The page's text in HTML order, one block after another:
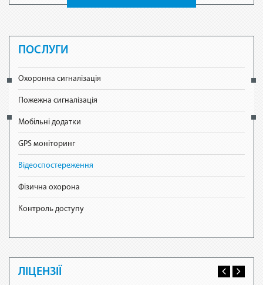
ПОСЛУГИ
Охоронна сигналізація
Пожежна сигналізація
Мобільні додатки
GPS моніторинг
Відеоспостереження
Фізична охорона
Контроль доступу
ЛІЦЕНЗІЇ